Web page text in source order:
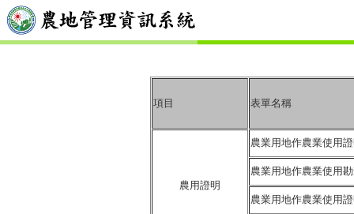
項目 表單名稱
農用證明
農業用地作農業使用
農業用地作農業使用
農業用地作農業使用